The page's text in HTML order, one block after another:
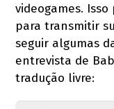
videogames.
para transmitir
seguir algumas
entrevista de
tradução livre: